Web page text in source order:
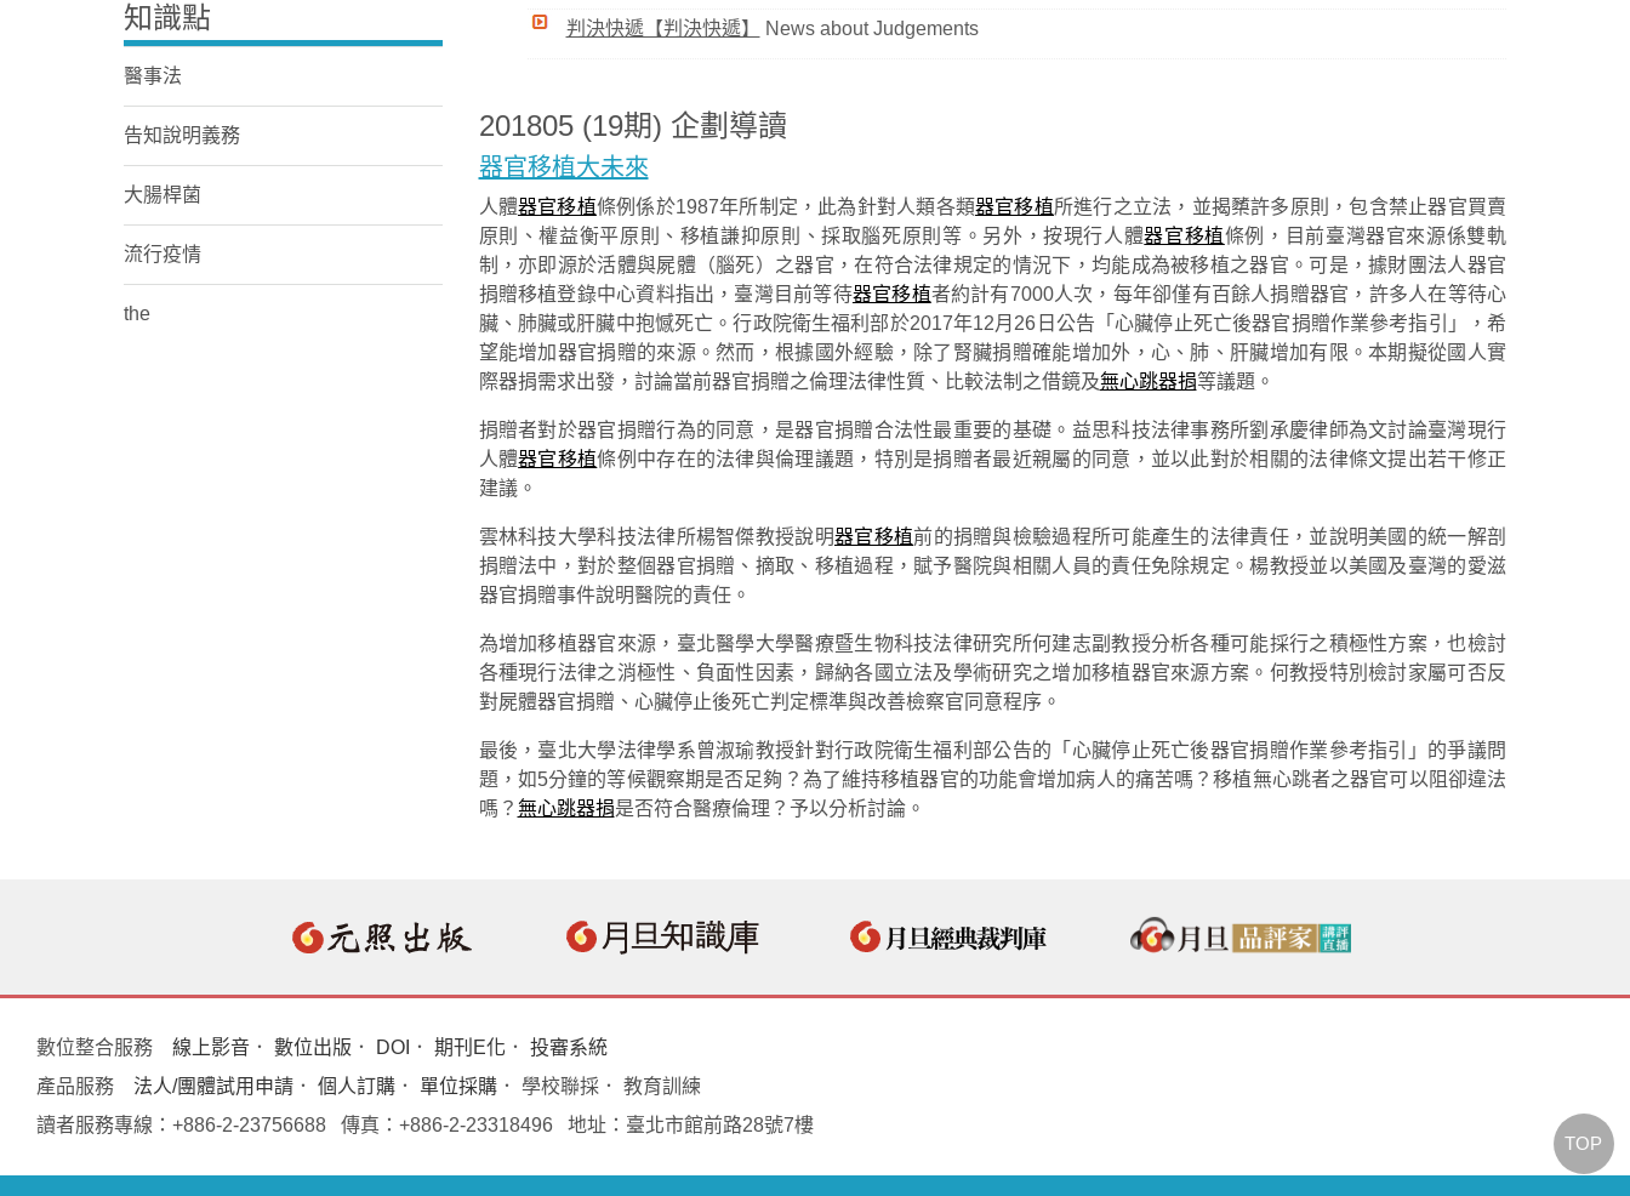
判決快遞【判決快遞】 News about Judgements
201805 (19期) 企劃導讀
器官移植大未來
人體器官移植條例係於1987年所制定，此為針對人類各類器官移植所進行之立法，並揭櫫許多原則，包含禁止器官買賣
原則、權益衡平原則、移植謙抑原則、採取腦死原則等。另外，按現行人體器官移植條例，目前臺灣器官來源係雙軌
制，亦即源於活體與屍體（腦死）之器官，在符合法律規定的情況下，均能成為被移植之器官。可是，據財團法人器官
捐贈移植登錄中心資料指出，臺灣目前等待器官移植者約計有7000人次，每年卻僅有百餘人捐贈器官，許多人在等待心
臟、肺臟或肝臟中抱憾死亡。行政院衛生福利部於2017年12月26日公告「心臟停止死亡後器官捐贈作業參考指引」，希
望能增加器官捐贈的來源。然而，根據國外經驗，除了腎臟捐贈確能增加外，心、肺、肝臟增加有限。本期擬從國人實
際器捐需求出發，討論當前器官捐贈之倫理法律性質、比較法制之借鏡及無心跳器捐等議題。
捐贈者對於器官捐贈行為的同意，是器官捐贈合法性最重要的基礎。益思科技法律事務所劉承慶律師為文討論臺灣現行
人體器官移植條例中存在的法律與倫理議題，特別是捐贈者最近親屬的同意，並以此對於相關的法律條文提出若干修正
建議。
雲林科技大學科技法律所楊智傑教授說明器官移植前的捐贈與檢驗過程所可能產生的法律責任，並說明美國的統一解剖
捐贈法中，對於整個器官捐贈、摘取、移植過程，賦予醫院與相關人員的責任免除規定。楊教授並以美國及臺灣的愛滋
器官捐贈事件說明醫院的責任。
為增加移植器官來源，臺北醫學大學醫療暨生物科技法律研究所何建志副教授分析各種可能採行之積極性方案，也檢討
各種現行法律之消極性、負面性因素，歸納各國立法及學術研究之增加移植器官來源方案。何教授特別檢討家屬可否反
對屍體器官捐贈、心臟停止後死亡判定標準與改善檢察官同意程序。
最後，臺北大學法律學系曾淑瑜教授針對行政院衛生福利部公告的「心臟停止死亡後器官捐贈作業參考指引」的爭議問
題，如5分鐘的等候觀察期是否足夠？為了維持移植器官的功能會增加病人的痛苦嗎？移植無心跳者之器官可以阻卻違法
嗎？ 無心跳器捐是否符合醫療倫理？予以分析討論。
知識點
醫事法
告知說明義務
大腸桿菌
流行疫情
the
數位整合服務 線上影音 ． 數位出版 ． DOI ． 期刊E化 ． 投審系統
產品服務
法人/團體試用申請 ． 個人訂購 ． 單位採購 ． 學校聯採． 教育訓練
讀者服務專線：+886-2-23756688 傳真：+886-2-23318496 地址：臺北市館前路28號7樓
TOP